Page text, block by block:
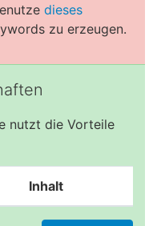
dieses
zu erzeugen.
nutzt die Vorteile
Inhalt